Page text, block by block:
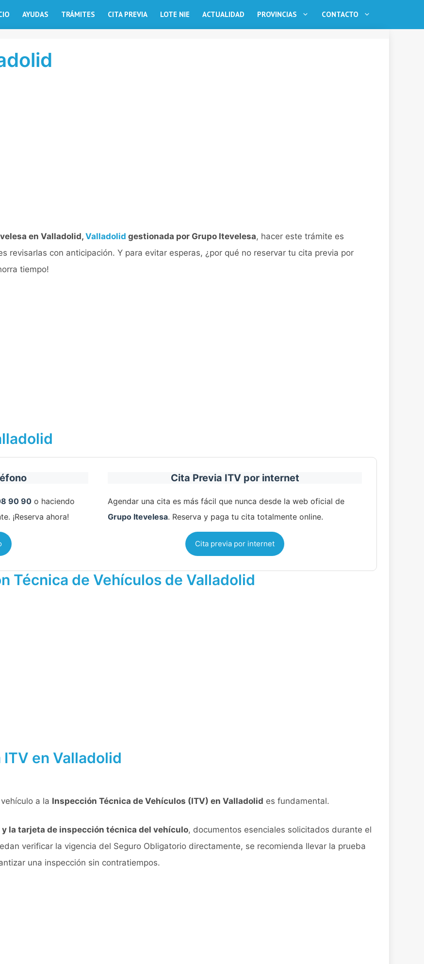
AYUDAS TRÁMITES CITA PREVIA LOTE NIE ACTUALIDAD PROVINCIAS CONTACTO
en Valladolid, Valladolid gestionada por Grupo Itevelesa, hacer este trámite es
revisarlas con anticipación. Y para evitar esperas, ¿por qué no reservar tu cita previa por
tiempo!
90 90 o haciendo
¡Reserva ahora!
Cita Previa ITV por internet
Agendar una cita es más fácil que nunca desde la web oficial de
Grupo Itevelesa. Reserva y paga tu cita totalmente online.
Cita previa por internet
Técnica de Vehículos de Valladolid
en Valladolid
a la Inspección Técnica de Vehículos (ITV) en Valladolid es fundamental.
la tarjeta de inspección técnica del vehículo, documentos esenciales solicitados durante el
verificar la vigencia del Seguro Obligatorio directamente, se recomienda llevar la prueba
una inspección sin contratiempos.